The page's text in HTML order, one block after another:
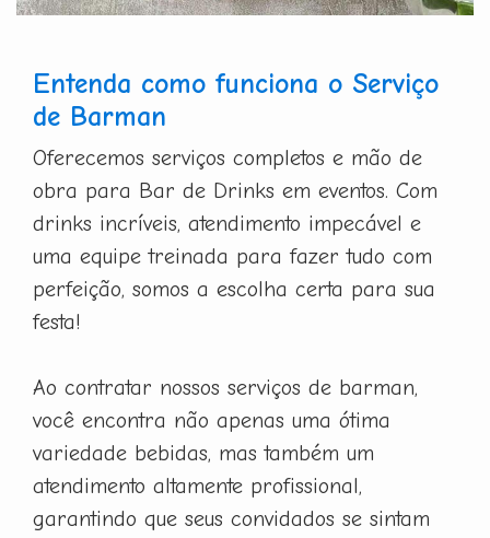
Entenda como funciona o Serviço
de Barman
Oferecemos serviços completos e mão de
obra para Bar de Drinks em eventos. Com
drinks incríveis, atendimento impecável e
uma equipe treinada para fazer tudo com
perfeição, somos a escolha certa para sua
festa!
Ao contratar nossos serviços de barman,
você encontra não apenas uma ótima
variedade bebidas, mas também um
atendimento altamente profissional,
garantindo que seus convidados se sintam